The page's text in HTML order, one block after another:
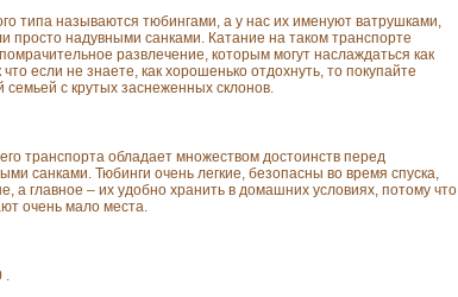
типа называются тюбингами, а у нас их именуют ватрушками,
просто надувными санками. Катание на таком транспорте
развлечение, которым могут наслаждаться как
если не знаете, как хорошенько отдохнуть, то покупайте
семьей с крутых заснеженных склонов.
транспорта обладает множеством достоинств перед
санками. Тюбинги очень легкие, безопасны во время спуска,
а главное – их удобно хранить в домашних условиях, потому что
очень мало места.
.